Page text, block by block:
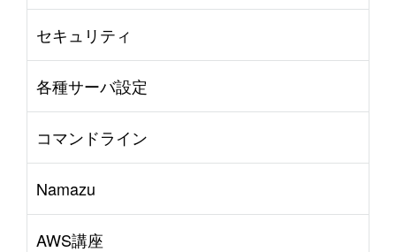
セキュリティ
各種サーバ設定
コマンドライン
Namazu
AWS講座